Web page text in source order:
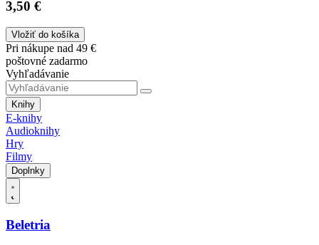
3,50 €
Vložiť do košíka
Pri nákupe nad 49 €
poštovné zadarmo
Vyhľadávanie
Knihy
E-knihy
Audioknihy
Hry
Filmy
Doplnky
Beletria